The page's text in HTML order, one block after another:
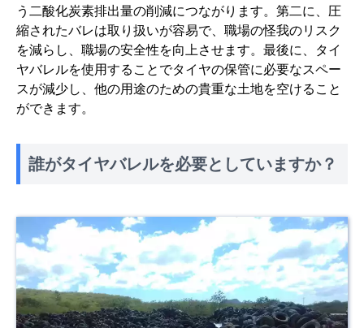
う二酸化炭素排出量の削減につながります。第二に、圧
縮されたバレは取り扱いが容易で、職場の怪我のリスク
を減らし、職場の安全性を向上させます。最後に、タイ
ヤバレルを使用することでタイヤの保管に必要なスペー
スが減少し、他の用途のための貴重な土地を空けること
ができます。
誰がタイヤバレルを必要としていますか？